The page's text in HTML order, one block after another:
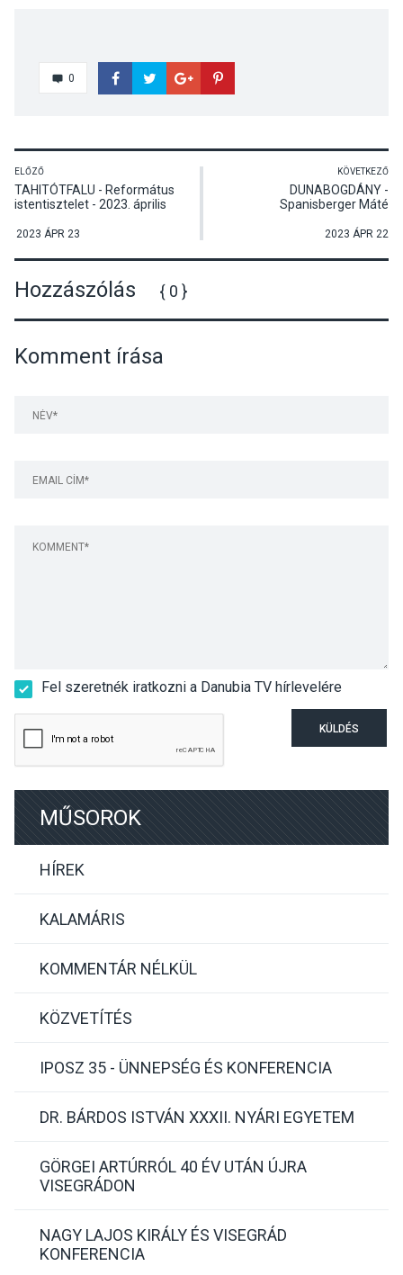
0
ELŐZŐ
TAHITÓTFALU - Református
istentisztelet - 2023. április
2023 ÁPR 23
KÖVETKEZŐ
DUNABOGDÁNY -
Spanisberger Máté
afrikai útjáról
2023 ÁPR 22
Hozzászólás { 0 }
Komment írása
Fel szeretnék iratkozni a Danubia TV hírlevelére
KÜLDÉS
MŰSOROK
HÍREK
KALAMÁRIS
KOMMENTÁR NÉLKÜL
KÖZVETÍTÉS
IPOSZ 35 - ÜNNEPSÉG ÉS KONFERENCIA
DR. BÁRDOS ISTVÁN XXXII. NYÁRI EGYETEM
GÖRGEI ARTÚRRÓL 40 ÉV UTÁN ÚJRA
VISEGRÁDON
NAGY LAJOS KIRÁLY ÉS VISEGRÁD
KONFERENCIA